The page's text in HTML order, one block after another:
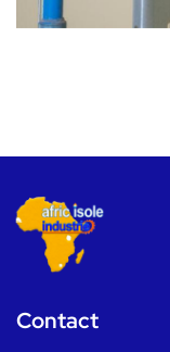
Contact